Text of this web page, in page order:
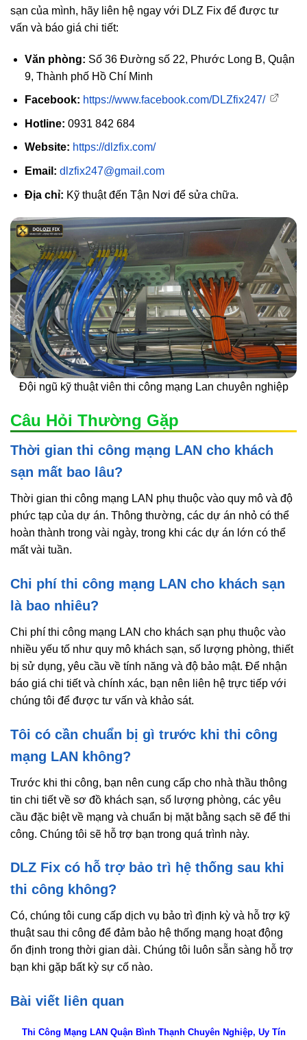
sạn của mình, hãy liên hệ ngay với DLZ Fix để được tư
vấn và báo giá chi tiết:
Văn phòng: Số 36 Đường số 22, Phước Long B, Quận
9, Thành phố Hồ Chí Minh
Facebook: https://www.facebook.com/DLZfix247/
Hotline: 0931 842 684
Website: https://dlzfix.com/
Email: dlzfix247@gmail.com
Địa chỉ: Kỹ thuật đến Tận Nơi để sửa chữa.
Đội ngũ kỹ thuật viên thi công mạng Lan chuyên nghiệp
Câu Hỏi Thường Gặp
Thời gian thi công mạng LAN cho khách
sạn mất bao lâu?
Thời gian thi công mạng LAN phụ thuộc vào quy mô và độ
phức tạp của dự án. Thông thường, các dự án nhỏ có thể
hoàn thành trong vài ngày, trong khi các dự án lớn có thể
mất vài tuần.
Chi phí thi công mạng LAN cho khách sạn
là bao nhiêu?
Chi phí thi công mạng LAN cho khách sạn phụ thuộc vào
nhiều yếu tố như quy mô khách sạn, số lượng phòng, thiết
bị sử dụng, yêu cầu về tính năng và độ bảo mật. Để nhận
báo giá chi tiết và chính xác, bạn nên liên hệ trực tiếp với
chúng tôi để được tư vấn và khảo sát.
Tôi có cần chuẩn bị gì trước khi thi công
mạng LAN không?
Trước khi thi công, bạn nên cung cấp cho nhà thầu thông
tin chi tiết về sơ đồ khách sạn, số lượng phòng, các yêu
cầu đặc biệt về mạng và chuẩn bị mặt bằng sạch sẽ để thi
công. Chúng tôi sẽ hỗ trợ bạn trong quá trình này.
DLZ Fix có hỗ trợ bảo trì hệ thống sau khi
thi công không?
Có, chúng tôi cung cấp dịch vụ bảo trì định kỳ và hỗ trợ kỹ
thuật sau thi công để đảm bảo hệ thống mạng hoạt động
ổn định trong thời gian dài. Chúng tôi luôn sẵn sàng hỗ trợ
bạn khi gặp bất kỳ sự cố nào.
Bài viết liên quan
Thi Công Mạng LAN Quận Bình Thạnh Chuyên Nghiệp, Uy Tín